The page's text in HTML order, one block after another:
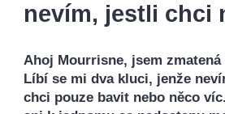
nevím, jestli chci
Ahoj Mourrisne, jsem
Líbí se mi dva kluci, jenže
chci pouze bavit nebo něco